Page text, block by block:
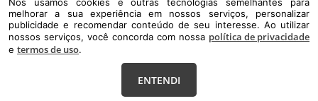
© DESENVOLVIDO PELAAGIL.NET
Nós usamos cookies e outras tecnologias semelhantes para melhorar a
sua experiência em nossos serviços, personalizar publicidade e
melhorar a sua experiência em nossos serviços, personalizar
publicidade e recomendar conteúdo de seu interesse. Ao utilizar
nossos serviços, você concorda com nossa política de privacidade
e termos de uso.
ENTENDI